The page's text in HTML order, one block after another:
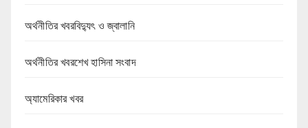
অর্থনীতির খবরবিদ্যুৎ ও জ্বালানি
অর্থনীতির খবরশেখ হাসিনা সংবাদ
অ্যামেরিকার খবর